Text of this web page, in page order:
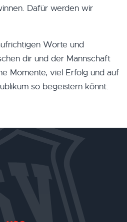
Dafür werden wir
Worte und
dir und der Mannschaft
Momente, viel Erfolg und auf
so begeistern könnt.